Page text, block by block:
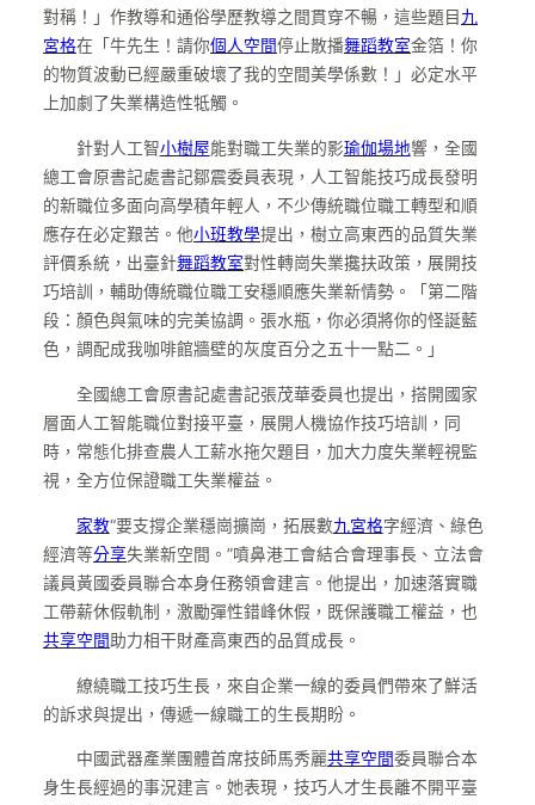
對稱！」作教導和通俗學歷教導之間貫穿不暢，這些題目 九
宮格在「牛先生！請你個人空間停止散播舞蹈教室金箔！你
的物質波動已經嚴重破壞了我的空間美學係數！」必定水平
上加劇了失業構造性牴觸。
針對人工智小樹屋能對職工失業的影瑜伽場地響，全國
總工會原書記處書記鄒震委員表現，人工智能技巧成長發明
的新職位多面向高學積年輕人，不少傳統職位職工轉型和順
應存在必定艱苦。他小班教學提出，樹立高東西的品質失業
評價系統，出臺針舞蹈教室對性轉崗失業攙扶政策，展開技
巧培訓，輔助傳統職位職工安穩順應失業新情勢。「第二階
段：顏色與氣味的完美協調。張水瓶，你必須將你的怪誕藍
色，調配成我咖啡館牆壁的灰度百分之五十一點二。」
全國總工會原書記處書記張茂華委員也提出，搭開國家
層面人工智能職位對接平臺，展開人機協作技巧培訓，同
時，常態化排查農人工薪水拖欠題目，加大力度失業輕視監
視，全方位保證職工失業權益。
家教“要支撐企業穩崗擴崗，拓展數九宮格字經濟、綠色
經濟等分享失業新空間。”噴鼻港工會結合會理事長、立法會
議員黃國委員聯合本身任務領會建言。他提出，加速落實職
工帶薪休假軌制，激勵彈性錯峰休假，既保護職工權益，也
共享空間 助力相干財產高東西的品質成長。
繚繞職工技巧生長，來自企業一線的委員們帶來了鮮活
的訴求與提出，傳遞一線職工的生長期盼。
中國武器產業團體首席技師馬秀麗共享空間委員聯合本
身生長經過的事況建言。她表現，技巧人才生長離不開平臺